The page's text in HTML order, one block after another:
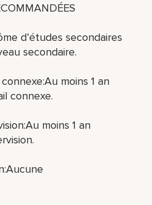
d’études secondaires
secondaire.
moins 1 an
connexe.
moins 1 an